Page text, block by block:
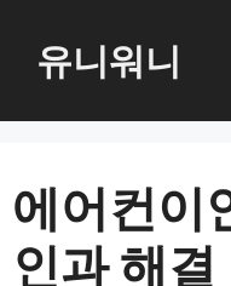
로
뛰
기
유니워니
에어컨이
인과 해결